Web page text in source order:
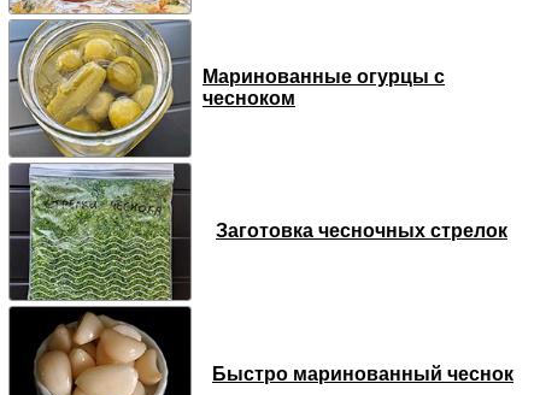
Маринованные огурцы с
чесноком
Заготовка чесночных стрелок
Быстро маринованный чеснок